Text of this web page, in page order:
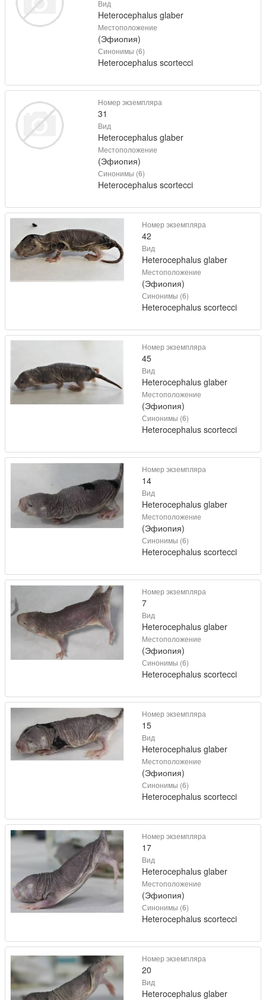
Вид
Heterocephalus glaber
Местоположение
(Эфиопия)
Синонимы (6)
Heterocephalus scortecci
Номер экземпляра
31
Вид
Heterocephalus glaber
Местоположение
(Эфиопия)
Синонимы (6)
Heterocephalus scortecci
Номер экземпляра
42
Вид
Heterocephalus glaber
Местоположение
(Эфиопия)
Синонимы (6)
Heterocephalus scortecci
Номер экземпляра
45
Вид
Heterocephalus glaber
Местоположение
(Эфиопия)
Синонимы (6)
Heterocephalus scortecci
Номер экземпляра
14
Вид
Heterocephalus glaber
Местоположение
(Эфиопия)
Синонимы (6)
Heterocephalus scortecci
Номер экземпляра
7
Вид
Heterocephalus glaber
Местоположение
(Эфиопия)
Синонимы (6)
Heterocephalus scortecci
Номер экземпляра
15
Вид
Heterocephalus glaber
Местоположение
(Эфиопия)
Синонимы (6)
Heterocephalus scortecci
Номер экземпляра
17
Вид
Heterocephalus glaber
Местоположение
(Эфиопия)
Синонимы (6)
Heterocephalus scortecci
Номер экземпляра
20
Вид
Heterocephalus glaber